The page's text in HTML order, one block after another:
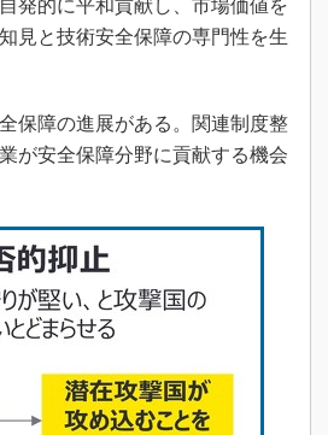
物工場
知財マネジメント
ローバル設計・開発
御セキュリティ
発的に平和貢献し、市場価値を
見と技術安全保障の専門性を生
保障の進展がある。関連制度整
が安全保障分野に貢献する機会